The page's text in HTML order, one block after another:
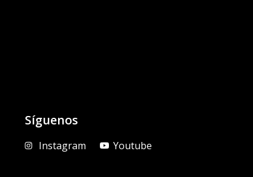
Síguenos
Instagram Youtube